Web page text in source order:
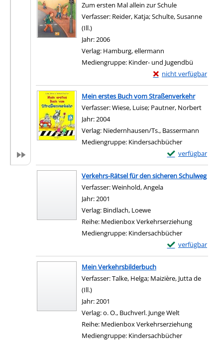
Zum ersten Mal allein zur Schule
Verfasser: Reider, Katja;Schulte, Susanne
(Ill.)
Jahr:2006
Verlag: Hamburg, ellermann
Mediengruppe: Kinder- und Jugendbü
nicht verfügbar
Exemplar-Details von
Zum Download von
Mein erstes Buch vom Straßenverkehr
Verfasser:Wiese, Luise; Pautner, Norbert
Jahr:2004
Verlag: Niedernhausen/Ts., Bassermann
Mediengruppe: Kindersachbücher
verfügbar
Exemplar-
Zum Download
Verkehrs-Rätsel für den sicheren Schulweg
Verfasser:Weinhold, Angela
Jahr:2001
Verlag: Bindlach, Loewe
Reihe: Medienbox Verkehrserziehung
Mediengruppe: Kindersachbücher
verfügbar
Exemplar-Details
Zum Download
Mein Verkehrsbilderbuch
Verfasser:Talke, Helga; Maizière, Jutta de
(Ill.)
Jahr:2001
Verlag:o. O., Buchverl. Junge Welt
Reihe: Medienbox Verkehrserziehung
Mediengruppe: Kindersachbücher